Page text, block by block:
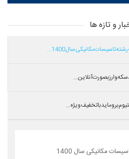
و تازه ها
تاسیسات مکانیکی سال 1400...
و ارز بصورت آنلاین...
بروماید با تخفیف ویژه...
مکانیکی سال 1400